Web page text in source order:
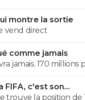
pour prendre du
Infantino par le
casserolles.
montre la sortie
vend direct
comme jamais
jamais. 170 millions
pas prendre ses
ce prix pour là
FIFA, c'est son
trouve la position de